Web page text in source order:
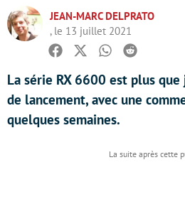
JEAN-MARC DELPRATO
, le 13 juillet 2021
Facebook
TwitterWhatsapp
Reddit
La série RX 6600 est plus que
de lancement, avec une
quelques semaines.